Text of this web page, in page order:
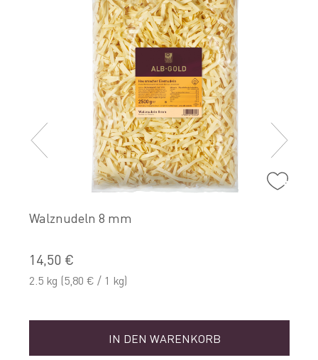
Walznudeln 8 mm
14,50 €
2.5 kg (5,80 € / 1 kg)
IN DEN WARENKORB